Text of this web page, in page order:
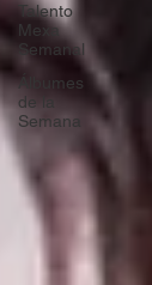
Talento
Mexa
Semanal
Álbumes
de la
Semana